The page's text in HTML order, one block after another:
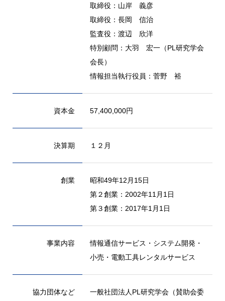
取締役：山岸 義彦
取締役：長岡 信治
監査役：渡辺 欣洋
特別顧問：大羽 宏一（PL研究学会
会長）
情報担当執行役員：菅野 裕
資本金 57,400,000円
決算期 １２月
創業
昭和49年12月15日
第２創業：2002年11月1日
第３創業：2017年1月1日
事業内容
情報通信サービス・システム開発・
小売・電動工具レンタルサービス
協力団体など
一般社団法人PL研究学会（賛助会委